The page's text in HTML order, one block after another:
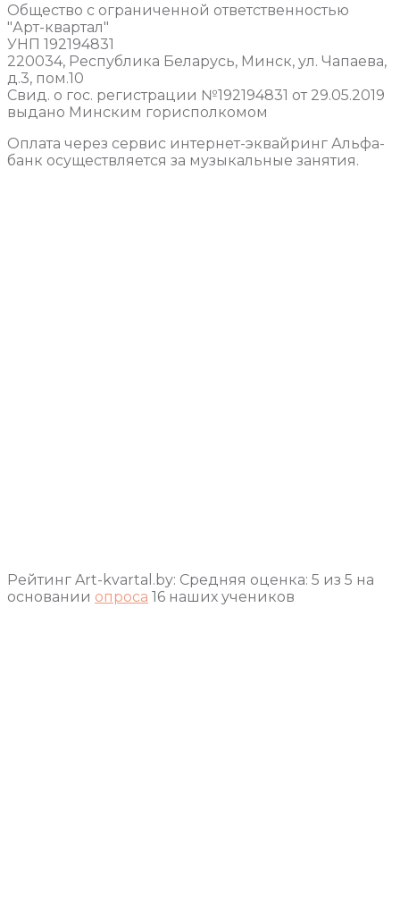
Общество с ограниченной ответственностью
"Арт-квартал"
УНП 192194831
220034, Республика Беларусь, Минск, ул. Чапаева,
д.3, пом.10
Свид. о гос. регистрации №192194831 от 29.05.2019
выдано Минским горисполкомом
Оплата через сервис интернет-эквайринг Альфа-
банк осуществляется за музыкальные занятия.
Рейтинг Art-kvartal.by: Средняя оценка: 5 из 5 на
основании опроса 16 наших учеников